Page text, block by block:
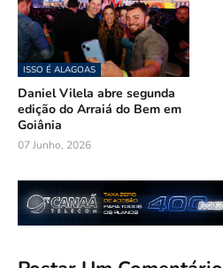
ISSO É ALAGOAS
Daniel Vilela abre segunda
edição do Arraiá do Bem em
Goiânia
07 Junho, 2026